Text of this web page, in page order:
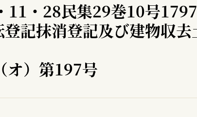
11・28民集29巻10号
記抹消登記及び建物収
オ）第197号